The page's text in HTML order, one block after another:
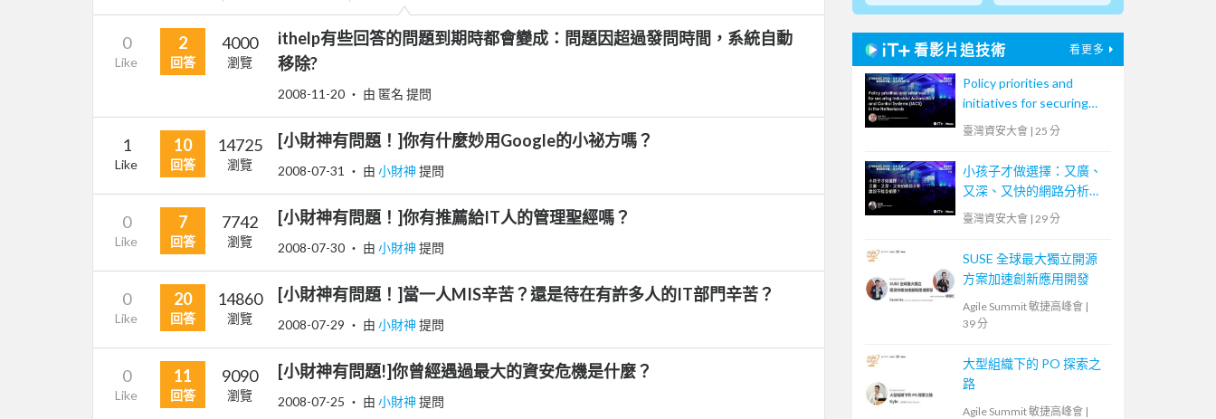
0
Like
2
回答
4000
瀏覽
ithelp有些回答的問題到期時都會變成：問題因超過發問時間，系統自動
移除?
2008-11-20 ‧ 由 匿名 提問
1
Like
10
回答
14725
瀏覽
[小財神有問題！]你有什麼妙用Google的小祕方嗎？
2008-07-31 ‧ 由 小財神 提問
0
Like
7
回答
7742
瀏覽
[小財神有問題！]你有推薦給IT人的管理聖經嗎？
2008-07-30 ‧ 由 小財神 提問
0
Like
20
回答
14860
瀏覽
[小財神有問題！]當一人MIS辛苦？還是待在有許多人的IT部門辛苦？
2008-07-29 ‧ 由 小財神 提問
0
Like
11
回答
9090
瀏覽
[小財神有問題!]你曾經遇過最大的資安危機是什麼？
2008-07-25 ‧ 由 小財神 提問
看影片追技術 看更多
Policy priorities and
initiatives for securing
Industrial Automation
(IACS) in the
Netherlands
臺灣資安大會 | 25 分
小孩子才做選擇：又廣、
又深、又快的網路分析，
誰說不能全都要？
臺灣資安大會 | 29 分
SUSE 全球最大獨立開源
方案加速創新應用開發
Agile Summit 敏捷高峰會 |
39 分
大型組織下的 PO 探索之
路
Agile Summit 敏捷高峰會 |